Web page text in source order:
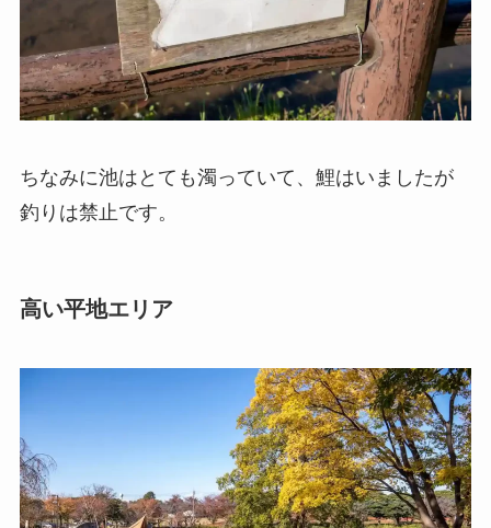
ちなみに池はとても濁っていて、鯉はいましたが
釣りは禁止です。
高い平地エリア